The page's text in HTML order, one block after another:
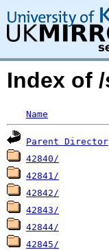
Index of
Name
Parent
42840/
42841/
42842/
42843/
42844/
42845/